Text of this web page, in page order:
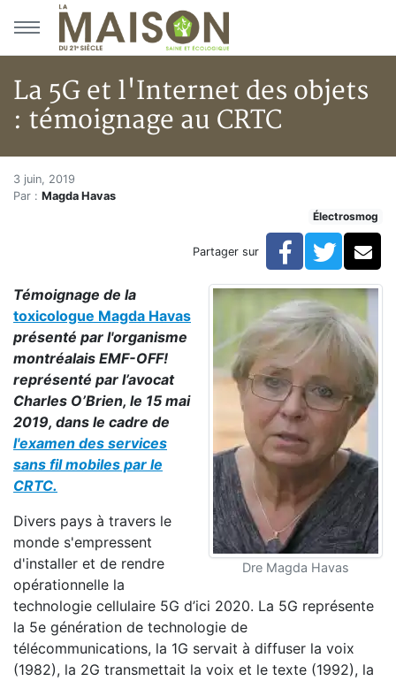
Aller au menu principal
Aller au contenu principal
La 5G et l'Internet des objets
: témoignage au CRTC
Accueil
Articles
La 5G et l'Internet des objets : témoignage au CRTC
La 5G et l'Internet des objets :
3 juin, 2019
Par : Magda Havas
Électrosmog
Partager sur Facebook
Dre Magda Havas
Témoignage de la
toxicologue Magda Havas
présenté par l'organisme
montréalais EMF-OFF!
représenté par l’avocat
Charles O’Brien, le 15 mai
2019, dans le cadre de
l'examen des services
sans fil mobiles par le
CRTC.
Divers pays à travers le
monde s'empressent
d'installer et de rendre
opérationnelle la
technologie cellulaire 5G d’ici 2020. La 5G représente
la 5e génération de technologie de
télécommunications, la 1G servait à diffuser la voix
(1982), la 2G transmettait la voix et le texte (1992), la